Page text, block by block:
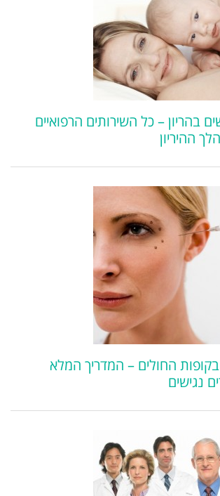
בהריון – כל השירותים הרפואיים
ההיריון
החולים – המדריך המלא
נגישים